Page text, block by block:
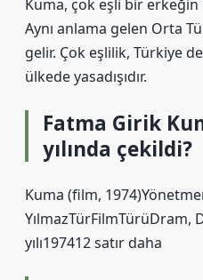
Kuma, çok eşli bir
Aynı anlama gelen Orta
gelir. Çok eşlilik, Türkiye
ülkede yasadışıdır.
Fatma Girik
yılında çekildi?
Kuma (film,
YılmazTürFilmTürüDram,
yılı197412 satır daha